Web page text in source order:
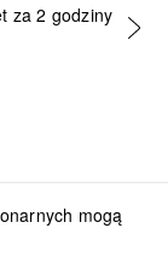
za 2 godziny
mogą